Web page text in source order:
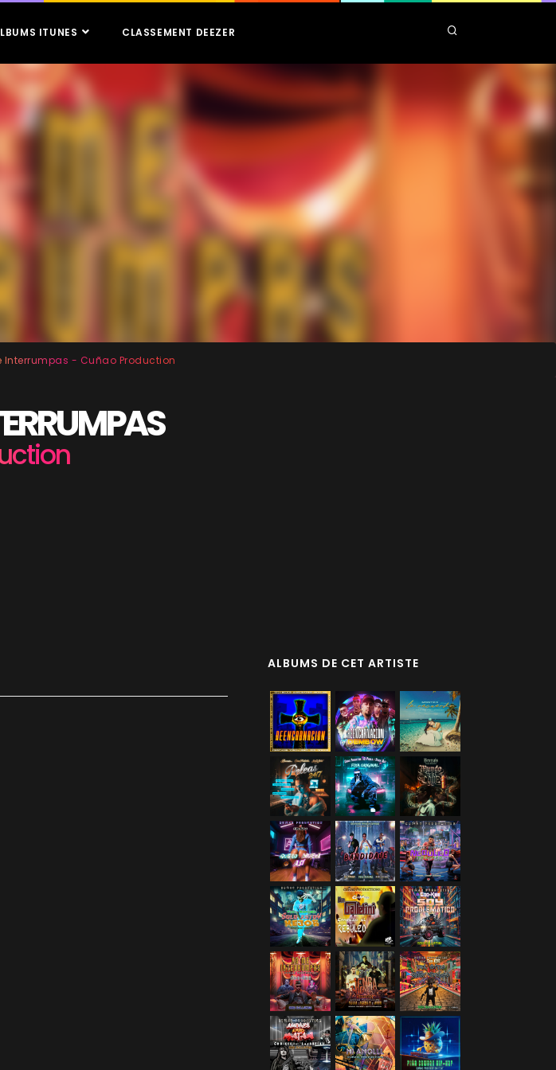
ITUNES CLASSEMENT DEEZER
Interrumpas - Cuñao Production
ALBUMS DE CET ARTISTE